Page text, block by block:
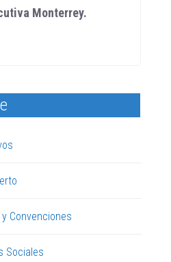
Monterrey.
Convenciones
Sociales